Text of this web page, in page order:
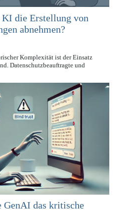
die Erstellung von
abnehmen?
Komplexität ist der Einsatz
Datenschutzbeauftragte und